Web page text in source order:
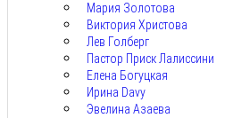
Мария Золотова
Виктория Христова
Лев Голберг
Пастор Приск Лалиссини
Елена Богуцкая
Ирина Davy
Эвелина Азаева